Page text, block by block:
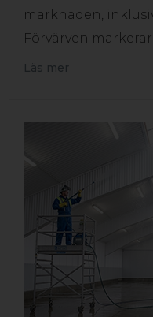
marknaden,
Förvärven
Läs mer